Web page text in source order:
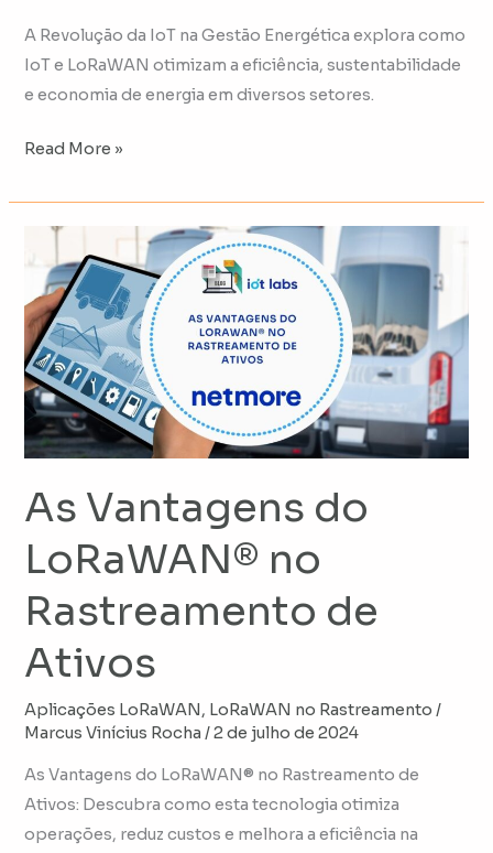
A Revolução da IoT na Gestão Energética explora como
IoT e LoRaWAN otimizam a eficiência, sustentabilidade
e economia de energia em diversos setores.
Read More »
As Vantagens do
LoRaWAN® no
Rastreamento de
Ativos
Aplicações LoRaWAN, LoRaWAN no Rastreamento /
Marcus Vinícius Rocha /2 de julho de 2024
As Vantagens do LoRaWAN® no Rastreamento de
Ativos: Descubra como esta tecnologia otimiza
operações, reduz custos e melhora a eficiência na
Vantagens
do
LoRaWAN®
no
Rastreamento
de
Ativos